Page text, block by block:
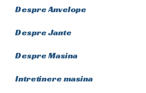
Despre Anvelope
Despre Jante
Despre Masina
Intretinere masina